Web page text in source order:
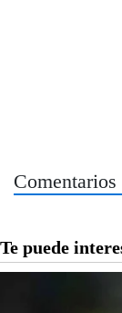
Comentarios